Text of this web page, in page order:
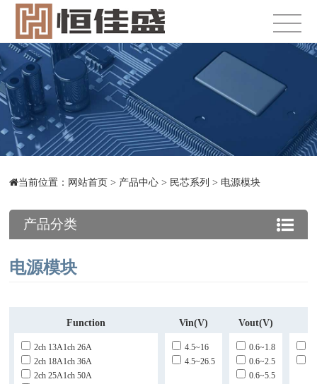
当前位置： 网站首页 > 产品中心 > 民芯系列 > 电源模块
产品分类
电源模块
Function Vin(V) Vout(V)
2ch 13A1ch 26A
2ch 18A1ch 36A
2ch 25A1ch 50A
4.5~16
4.5~26.5
0.6~1.8
0.6~2.5
0.6~5.5